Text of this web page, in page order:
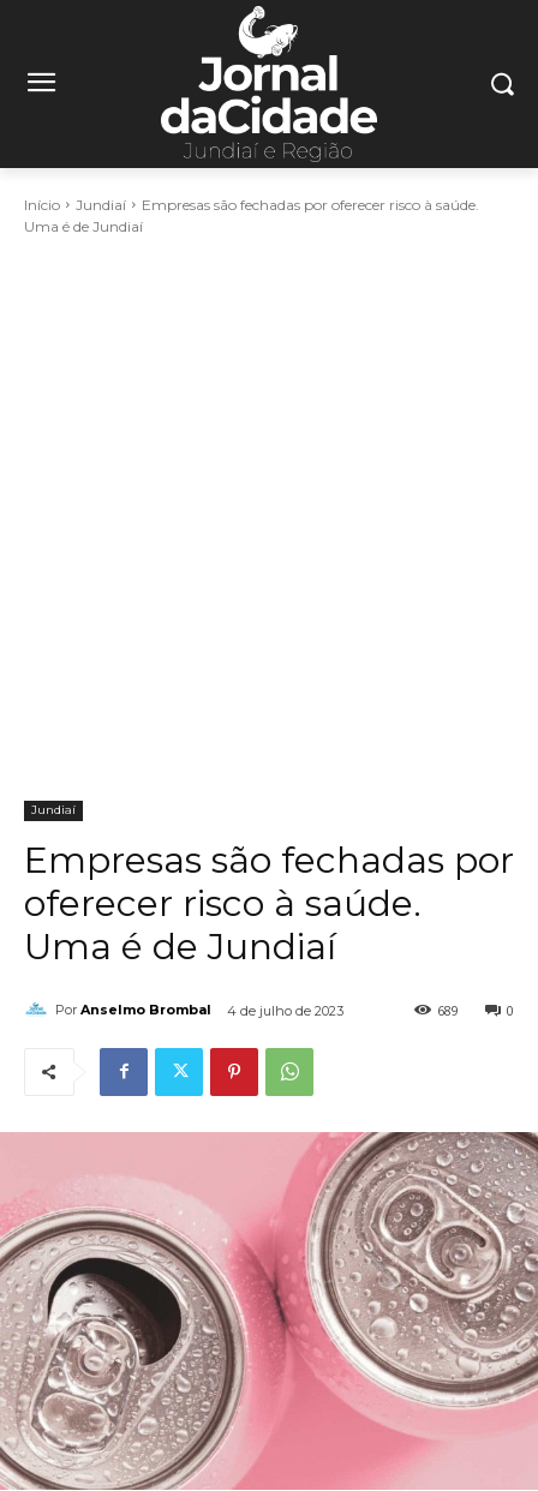
Início Jundiaí
Empresas são fechadas por oferecer risco à saúde.
Uma é de Jundiaí
Jundiaí
Empresas são fechadas por
oferecer risco à saúde.
Uma é de Jundiaí
Por Anselmo Brombal 4 de julho de 2023 0
689